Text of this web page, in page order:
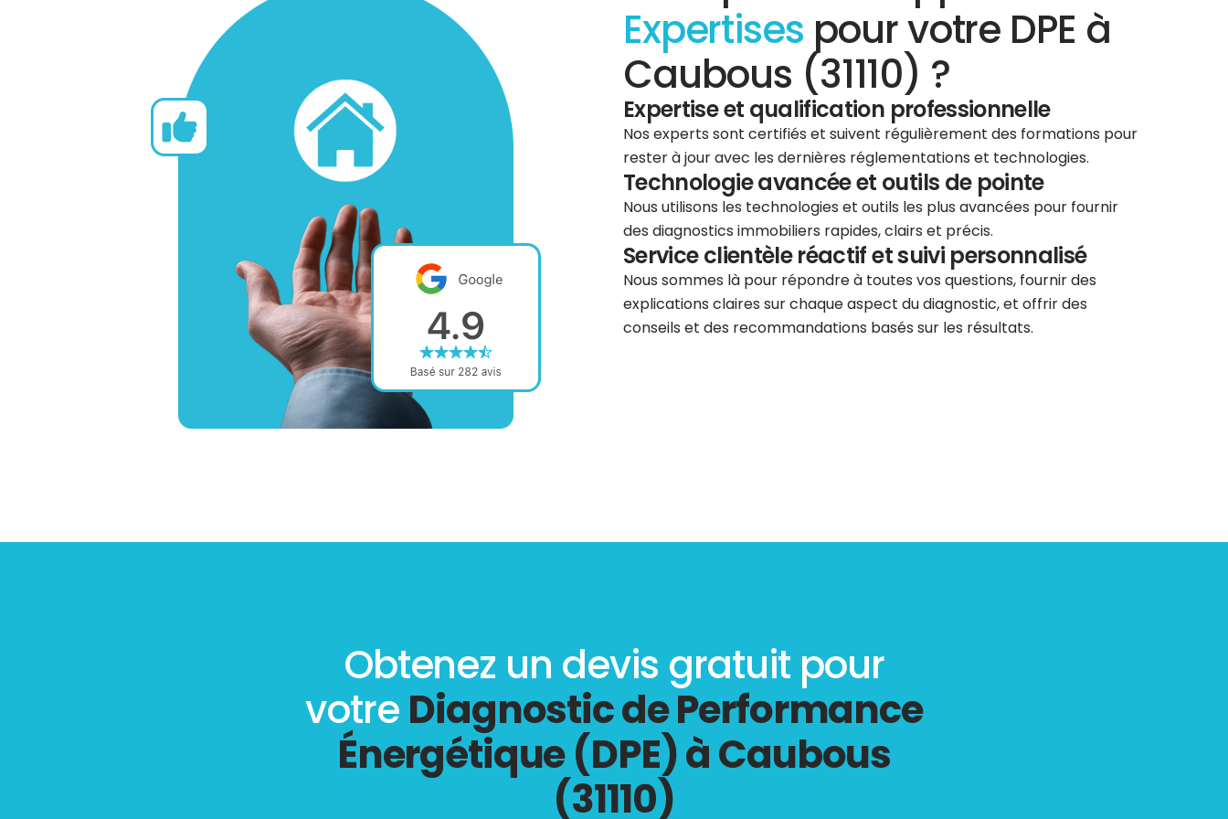
Expertises pour votre DPE à
Caubous (31110) ?
Expertise et qualification professionnelle
Nos experts sont certifiés et suivent régulièrement des formations pour
rester à jour avec les dernières réglementations et technologies.
Technologie avancée et outils de pointe
Nous utilisons les technologies et outils les plus avancées pour fournir
des diagnostics immobiliers rapides, clairs et précis.
Service clientèle réactif et suivi personnalisé
Nous sommes là pour répondre à toutes vos questions, fournir des
explications claires sur chaque aspect du diagnostic, et offrir des
conseils et des recommandations basés sur les résultats.
Obtenez un devis gratuit pour
votre Diagnostic de Performance
Énergétique (DPE) à Caubous
(31110)